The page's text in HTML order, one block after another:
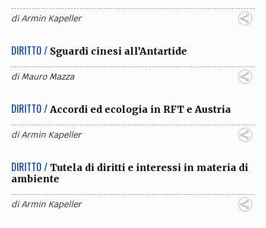
diArmin Kapeller
DIRITTO / Sguardi cinesi all’Antartide
diMauro Mazza
DIRITTO / Accordi ed ecologia in RFT e Austria
diArmin Kapeller
DIRITTO / Tutela di diritti e interessi in materia di
ambiente
diArmin Kapeller